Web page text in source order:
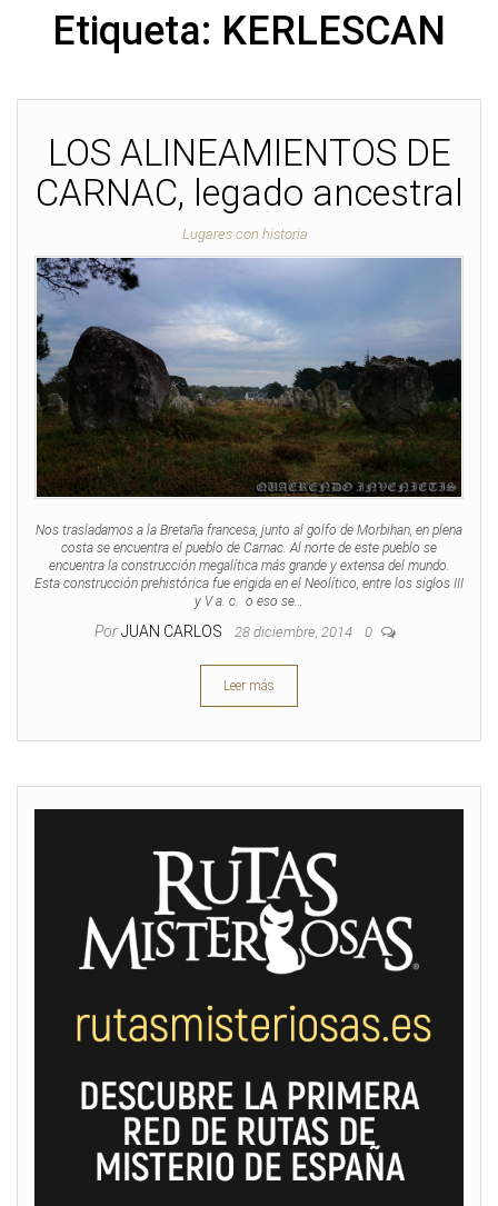
Etiqueta: KERLESCAN
LOS ALINEAMIENTOS DE
CARNAC, legado ancestral
Lugares con historia
Nos trasladamos a la Bretaña francesa, junto al golfo de Morbihan, en plena
costa se encuentra el pueblo de Carnac. Al norte de este pueblo se
encuentra la construcción megalítica más grande y extensa del mundo.
Esta construcción prehistórica fue erigida en el Neolítico, entre los siglos III
y V a. c. o eso se…
Por JUAN CARLOS 28 diciembre, 2014 0
Leer más